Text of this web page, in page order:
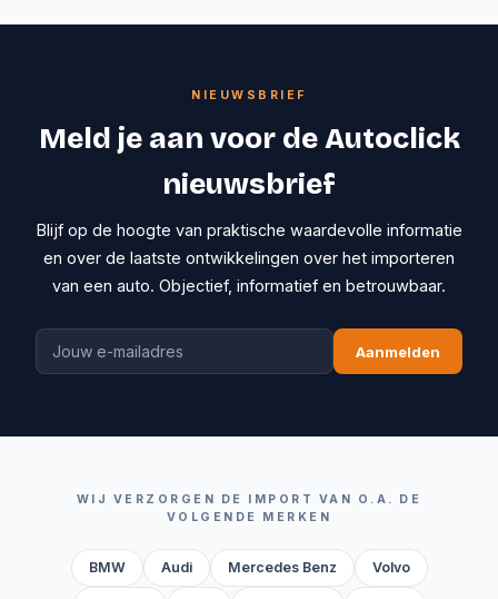
NIEUWSBRIEF
Meld je aan voor de Autoclick
nieuwsbrief
Blijf op de hoogte van praktische waardevolle informatie
en over de laatste ontwikkelingen over het importeren
van een auto. Objectief, informatief en betrouwbaar.
Aanmelden
WIJ VERZORGEN DE IMPORT VAN O.A. DE
VOLGENDE MERKEN
BMW Audi Mercedes Benz Volvo